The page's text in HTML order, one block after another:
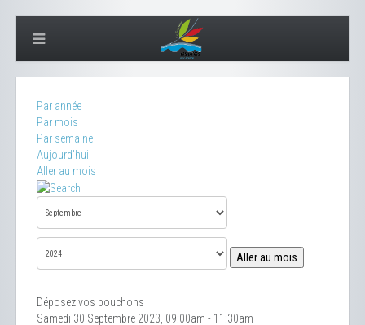
Par année
Par mois
Par semaine
Aujourd'hui
Aller au mois
Aller au mois
Déposez vos bouchons
Samedi 30 Septembre 2023, 09:00am - 11:30am